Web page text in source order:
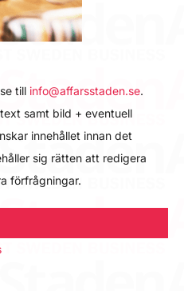
till info@affarsstaden.se.
samt bild + eventuell
innehållet innan det
sig rätten att redigera
förfrågningar.